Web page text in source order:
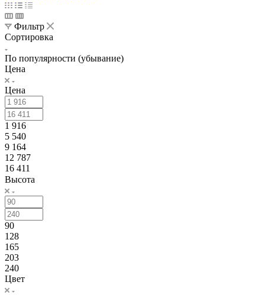
Фильтр
Сортировка
По популярности (убывание)
Цена
Цена
1 916
5 540
9 164
12 787
16 411
Высота
90
128
165
203
240
Цвет